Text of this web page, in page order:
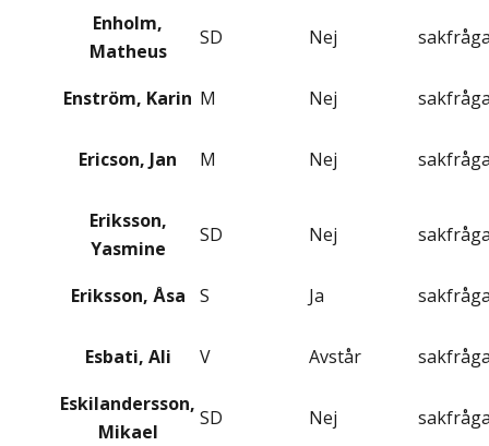
Enholm,
Matheus
SD Nej
Enström, Karin M Nej
Ericson, Jan M Nej
Eriksson,
Yasmine
SD Nej
Eriksson, Åsa S Ja
Esbati, Ali V Avstår
Eskilandersson,
Mikael
SD Nej